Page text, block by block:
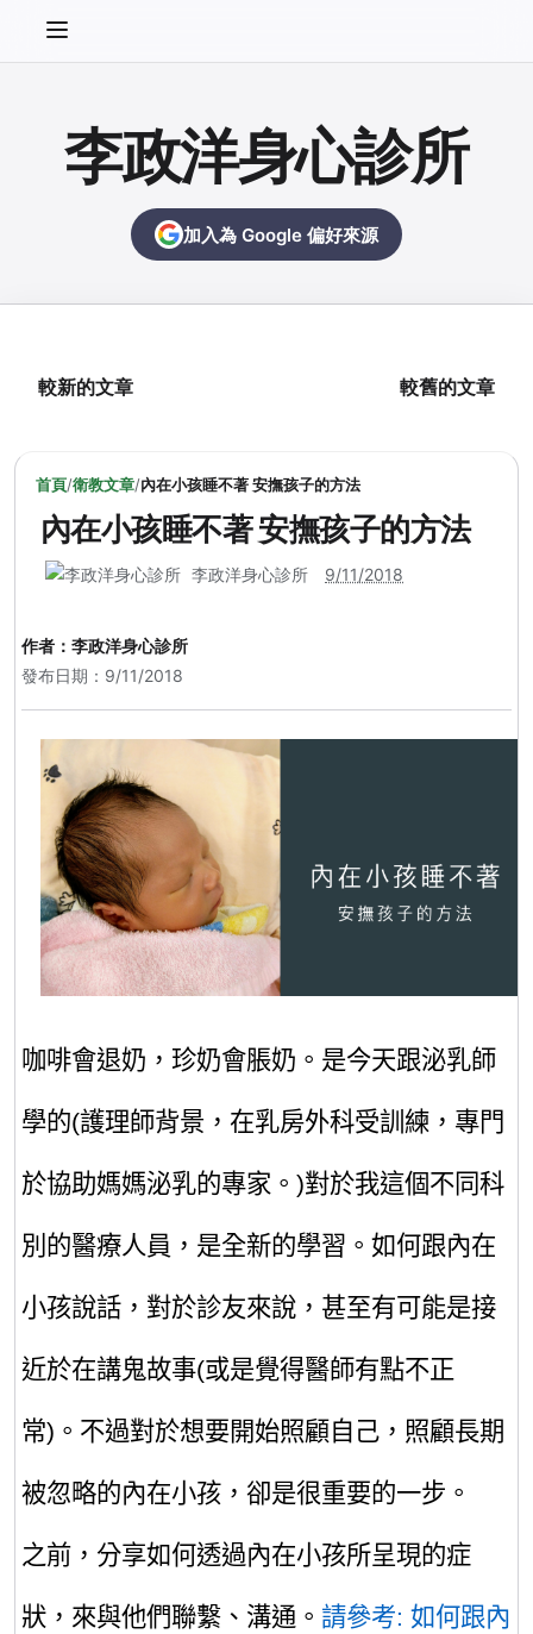
李政洋身心診所
加入為 Google 偏好來源
較新的文章 較舊的文章
首頁/衛教文章/內在小孩睡不著 安撫孩子的方法
內在小孩睡不著 安撫孩子的方法
李政洋身心診所 9/11/2018
作者： 李政洋身心診所
發布日期：9/11/2018
咖啡會退奶，珍奶會脹奶。 是今天跟泌乳師
學的(護理師背景，在乳房外科受訓練，專門
於協助媽媽泌乳的專家。)對於我這個不同科
別的醫療人員，是全新的學習。如何跟內在
小孩說話，對於診友來說，甚至有可能是接
近於在講鬼故事(或是覺得醫師有點不正
常)。不過對於想要開始照顧自己，照顧長期
被忽略的內在小孩，卻是很重要的一步。
之前，分享如何透過內在小孩所呈現的症
狀，來與他們聯繫、溝通。 請參考: 如何跟內